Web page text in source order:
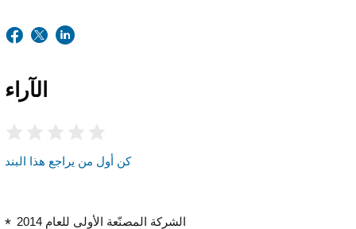
الآراء
كن أول من يراجع هذا البند
الشركة المصنّعة الأولى للعام 2014